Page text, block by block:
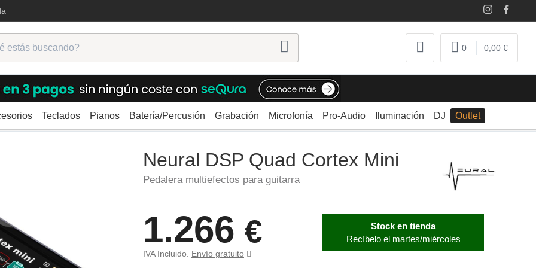
0 0,00 €
Teclados Pianos Batería/Percusión Grabación Microfonía Pro-Audio Iluminación DJ Outlet
Neural DSP Quad Cortex Mini
Neural DSP Quad Cortex Mini
Pedalera multiefectos para guitarra
1.266 €
IVA Incluido. Envío gratuito
Stock en tienda
Recíbelo el martes/miércoles